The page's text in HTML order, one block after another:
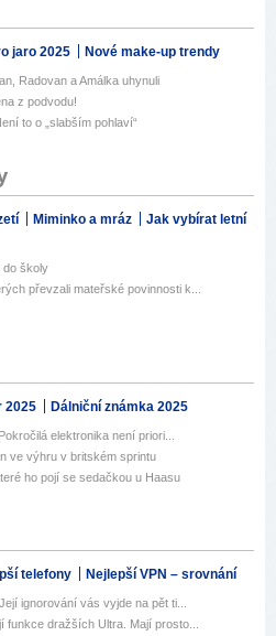
jaro 2025 Nové make-up trendy
Radovan a Amálka uhynuli
z podvodu!
to o „slabším pohlaví“
Miminko a mráz
Jak vybírat letní
do školy
převzali mateřské povinnosti k...
2025 Dálniční známka 2025
elektronika není priori...
ve výhru v britském sprintu
ho pojí se sedačkou u Haasu
telefony Nejlepší VPN – srovnání
ignorování vás vyjde na pět ti...
funkce dražších Ultra. Mají prosto...